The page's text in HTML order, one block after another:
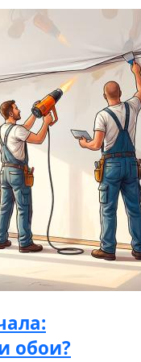
обои?